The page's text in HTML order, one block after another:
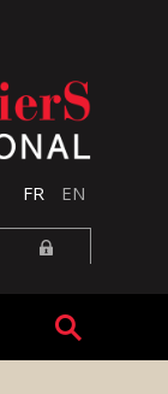
FR EN